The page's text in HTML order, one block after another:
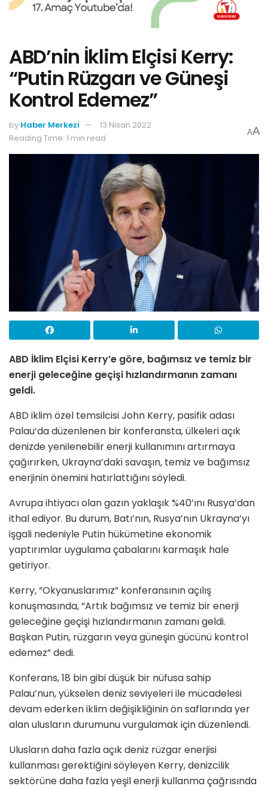
ABD’nin İklim Elçisi Kerry:
“Putin Rüzgarı ve Güneşi
Kontrol Edemez”
by Haber Merkezi
13 Nisan 2022
Reading Time: 1 min read
AA
ABD İklim Elçisi Kerry’e göre, bağımsız ve temiz bir
enerji geleceğine geçişi hızlandırmanın zamanı
geldi.
ABD iklim özel temsilcisi John Kerry, pasifik adası
Palau’da düzenlenen bir konferansta, ülkeleri açık
denizde yenilenebilir enerji kullanımını artırmaya
çağırırken, Ukrayna’daki savaşın, temiz ve bağımsız
enerjinin önemini hatırlattığını söyledi.
Avrupa ihtiyacı olan gazın yaklaşık %40’ını Rusya’dan
ithal ediyor. Bu durum, Batı’nın, Rusya’nın Ukrayna’yı
işgali nedeniyle Putin hükümetine ekonomik
yaptırımlar uygulama çabalarını karmaşık hale
getiriyor.
Kerry, “Okyanuslarımız” konferansının açılış
konuşmasında, “Artık bağımsız ve temiz bir enerji
geleceğine geçişi hızlandırmanın zamanı geldi.
Başkan Putin, rüzgarın veya güneşin gücünü kontrol
edemez” dedi.
Konferans, 18 bin gibi düşük bir nüfusa sahip
Palau’nun, yükselen deniz seviyeleri ile mücadelesi
devam ederken iklim değişikliğinin ön saflarında yer
alan ulusların durumunu vurgulamak için düzenlendi.
Ulusların daha fazla açık deniz rüzgar enerjisi
kullanması gerektiğini söyleyen Kerry, denizcilik
sektörüne daha fazla yeşil enerji kullanma çağrısında